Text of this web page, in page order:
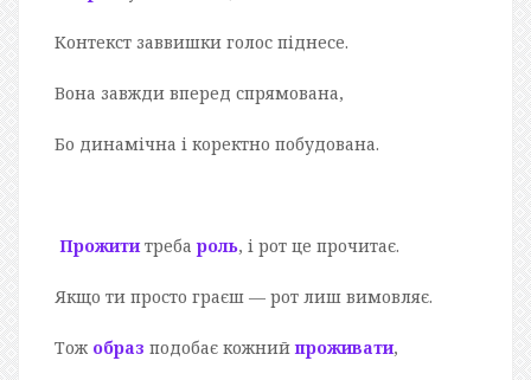
Контекст заввишки голос піднесе.
Вона завжди вперед спрямована,
Бо динамічна і коректно побудована.
Прожити требароль, і рот це прочитає.
Якщо ти просто граєш — рот лиш вимовляє.
Тож образ подобає кожнийпроживати,